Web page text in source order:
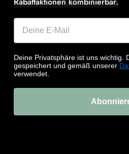
Deine Privatsphäre ist uns wichtig.
gespeichert und gemäß unserer
verwendet.